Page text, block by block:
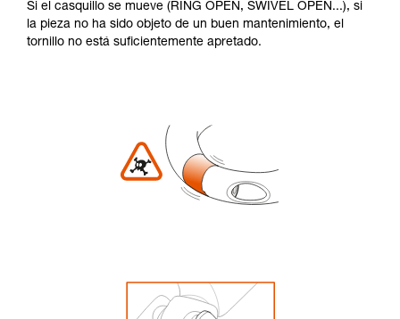
Si el casquillo se mueve (RING OPEN, SWIVEL OPEN...), si
la pieza no ha sido objeto de un buen mantenimiento, el
tornillo no está suficientemente apretado.